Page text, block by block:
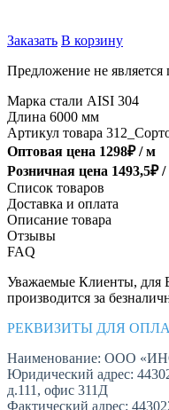
Заказать В корзину
Предложение не
Марка стали AISI 304
Длина 6000 мм
Артикул товара
Оптовая цена 1298₽ /м
Розничная цена 1493,5₽ /
Список товаров
Доставка и оплата
Описание товара
Отзывы
FAQ
Уважаемые Клиенты, для
производится за
РЕКВИЗИТЫ ДЛЯ
Наименование: ООО
Юридический адрес:
д.111, офис 311Д
Фактический адрес: